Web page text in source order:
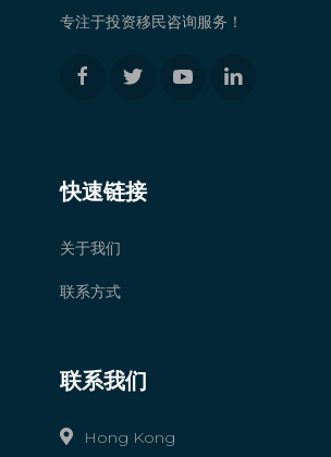
专注于投资移民咨询服务！
快速链接
关于我们
联系方式
联系我们
Hong Kong